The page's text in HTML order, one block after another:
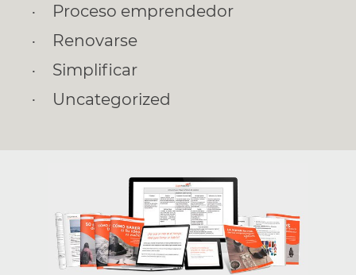
Proceso emprendedor
Renovarse
Simplificar
Uncategorized